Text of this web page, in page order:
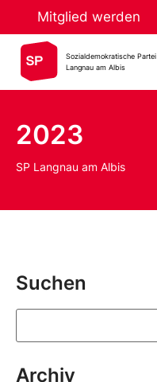
Mitglied werden
Sozialdemokratische Partei
Langnau am Albis
2023
SP Langnau am Albis
Suchen
Archiv